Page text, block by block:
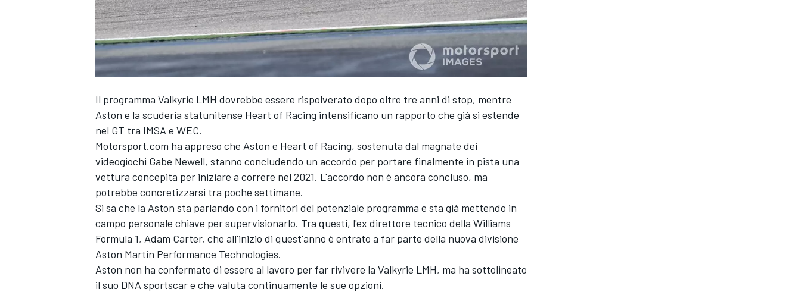
MONOPOSTO
Il programma Valkyrie LMH dovrebbe essere rispolverato dopo oltre tre anni di stop, mentre
Aston e la scuderia statunitense Heart of Racing intensificano un rapporto che già si estende
nel GT tra IMSA e WEC.
Motorsport.com ha appreso che Aston e Heart of Racing, sostenuta dal magnate dei
videogiochi Gabe Newell, stanno concludendo un accordo per portare finalmente in pista una
vettura concepita per iniziare a correre nel 2021. L'accordo non è ancora concluso, ma
potrebbe concretizzarsi tra poche settimane.
Si sa che la Aston sta parlando con i fornitori del potenziale programma e sta già mettendo in
campo personale chiave per supervisionarlo. Tra questi, l'ex direttore tecnico della Williams
Formula 1, Adam Carter, che all'inizio di quest'anno è entrato a far parte della nuova divisione
Aston Martin Performance Technologies.
Aston non ha confermato di essere al lavoro per far rivivere la Valkyrie LMH, ma ha sottolineato
il suo DNA sportscar e che valuta continuamente le sue opzioni.